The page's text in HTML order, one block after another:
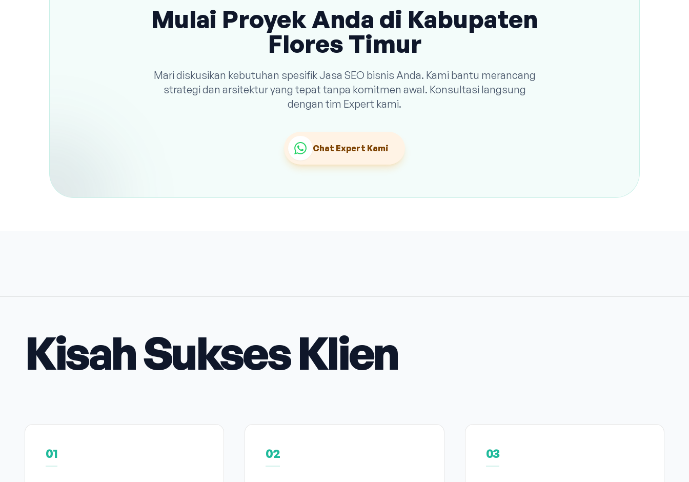
Mulai Proyek Anda di Kabupaten
Flores Timur
Mari diskusikan kebutuhan spesifik Jasa SEO bisnis Anda. Kami bantu merancang
strategi dan arsitektur yang tepat tanpa komitmen awal. Konsultasi langsung
dengan tim Expert kami.
Chat Expert Kami
Kisah Sukses Klien
01 02 03